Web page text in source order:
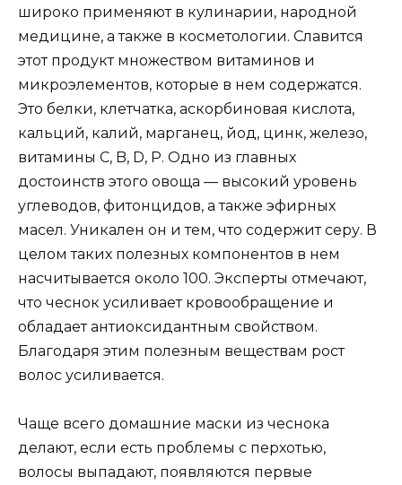
широко применяют в кулинарии, народной
медицине, а также в косметологии. Славится
этот продукт множеством витаминов и
микроэлементов, которые в нем содержатся.
Это белки, клетчатка, аскорбиновая кислота,
кальций, калий, марганец, йод, цинк, железо,
витамины С, B, D, P. Одно из главных
достоинств этого овоща — высокий уровень
углеводов, фитонцидов, а также эфирных
масел. Уникален он и тем, что содержит серу. В
целом таких полезных компонентов в нем
насчитывается около 100. Эксперты отмечают,
что чеснок усиливает кровообращение и
обладает антиоксидантным свойством.
Благодаря этим полезным веществам рост
волос усиливается.
Чаще всего домашние маски из чеснока
делают, если есть проблемы с перхотью,
волосы выпадают, появляются первые